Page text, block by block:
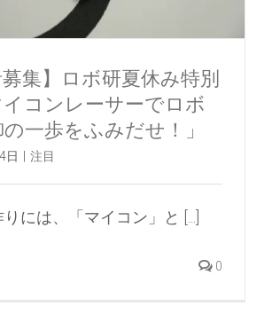
募集】ロボ研夏休み特別
コンレーサーでロボ
一歩をふみだせ！」
日 注目
には、「マイコン」と [...]
0